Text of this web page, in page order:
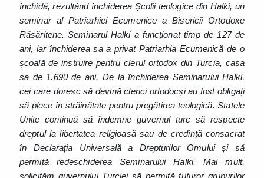
închidă, rezultând închiderea Școlii teologice din Halki, un
seminar al Patriarhiei Ecumenice a Bisericii Ortodoxe
Răsăritene. Seminarul Halki a funcționat timp de 127 de
ani, iar închiderea sa a privat Patriarhia Ecumenică de o
școală de instruire pentru clerul ortodox din Turcia, casa
sa de 1.690 de ani. De la închiderea Seminarului Halki,
cei care doresc să devină clerici ortodocși au fost obligați
să plece în străinătate pentru pregătirea teologică. Statele
Unite continuă să îndemne guvernul turc să respecte
dreptul la libertatea religioasă sau de credință consacrat
în Declarația Universală a Drepturilor Omului și să
permită redeschiderea Seminarului Halki. Mai mult,
solicităm guvernului Turciei să permită tuturor grupurilor